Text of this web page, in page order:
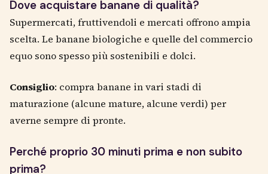
Dove acquistare banane di qualità?
Supermercati, fruttivendoli e mercati offrono ampia
scelta. Le banane biologiche e quelle del commercio
equo sono spesso più sostenibili e dolci.
Consiglio: compra banane in vari stadi di
maturazione (alcune mature, alcune verdi) per
averne sempre di pronte.
Perché proprio 30 minuti prima e non subito
prima?